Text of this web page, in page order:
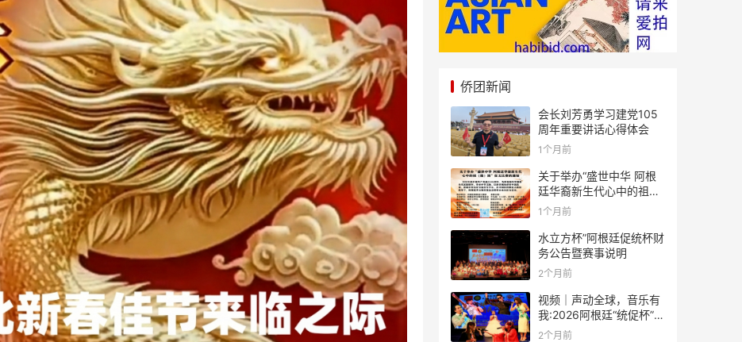
侨团新闻
会长刘芳勇学习建党105
周年重要讲话心得体会
1个月前
关于举办“盛世中华 阿根
廷华裔新生代心中的祖
(籍)国”征文比赛的通知
1个月前
水立方杯”阿根廷促统杯财
务公告暨赛事说明
2个月前
视频｜声动全球，音乐有
我:2026阿根廷“统促杯”水
立方中文歌曲大赛总决赛
2个月前